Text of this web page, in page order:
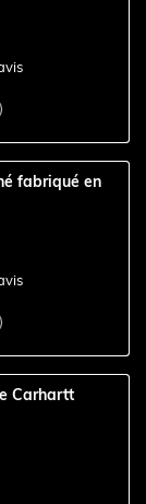
fabriqué en
Carhartt